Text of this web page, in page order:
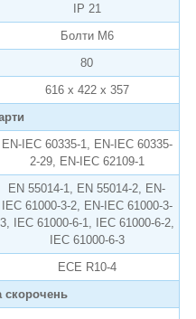
IP 21
Болти М6
80
616 x 422 x 357
EN-IEC 60335-1, EN-IEC 60335-
2-29, EN-IEC 62109-1
EN 55014-1, EN 55014-2, EN-
IEC 61000-3-2, EN-IEC 61000-3-
3, IEC 61000-6-1, IEC 61000-6-2,
IEC 61000-6-3
ECE R10-4
скорочень